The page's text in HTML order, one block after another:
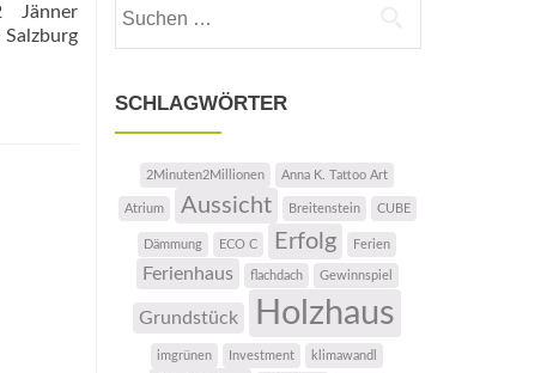
Jänner
nach:
SCHLAGWÖRTER
2Minuten2Millionen Anna K. Tattoo Art
Atrium Aussicht Breitenstein CUBE
Dämmung ECO C Erfolg Ferien
Ferienhaus flachdach Gewinnspiel
Grundstück Holzhaus
imgrünen Investment klimawandl